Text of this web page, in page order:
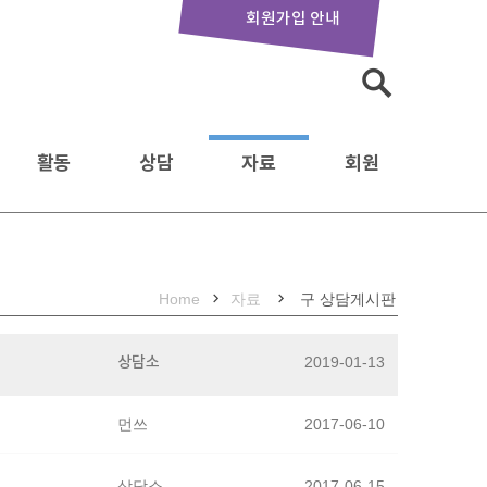
회원가입 안내
활동 상담 자료 회원
Home 자료 구 상담게시판
상담소 2019-01-13
먼쓰 2017-06-10